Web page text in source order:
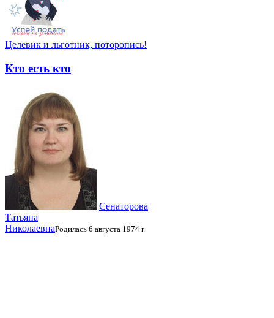
Целевик и льготник, поторопись!
Кто есть кто
Сенаторова
Татьяна
НиколаевнаРодилась 6 августа 1974 г.